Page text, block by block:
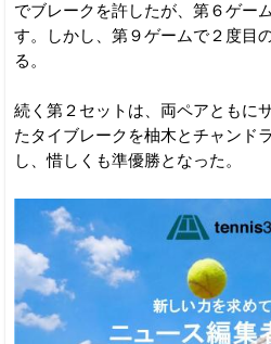
でブレークを許したが、第６ゲー
す。しかし、第９ゲームで２度目
る。
続く第２セットは、両ペアともに
たタイブレークを柚木とチャンド
し、惜しくも準優勝となった。